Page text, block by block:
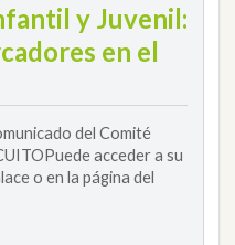
y Juvenil:
en el
del Comité
acceder a su
o en la página del